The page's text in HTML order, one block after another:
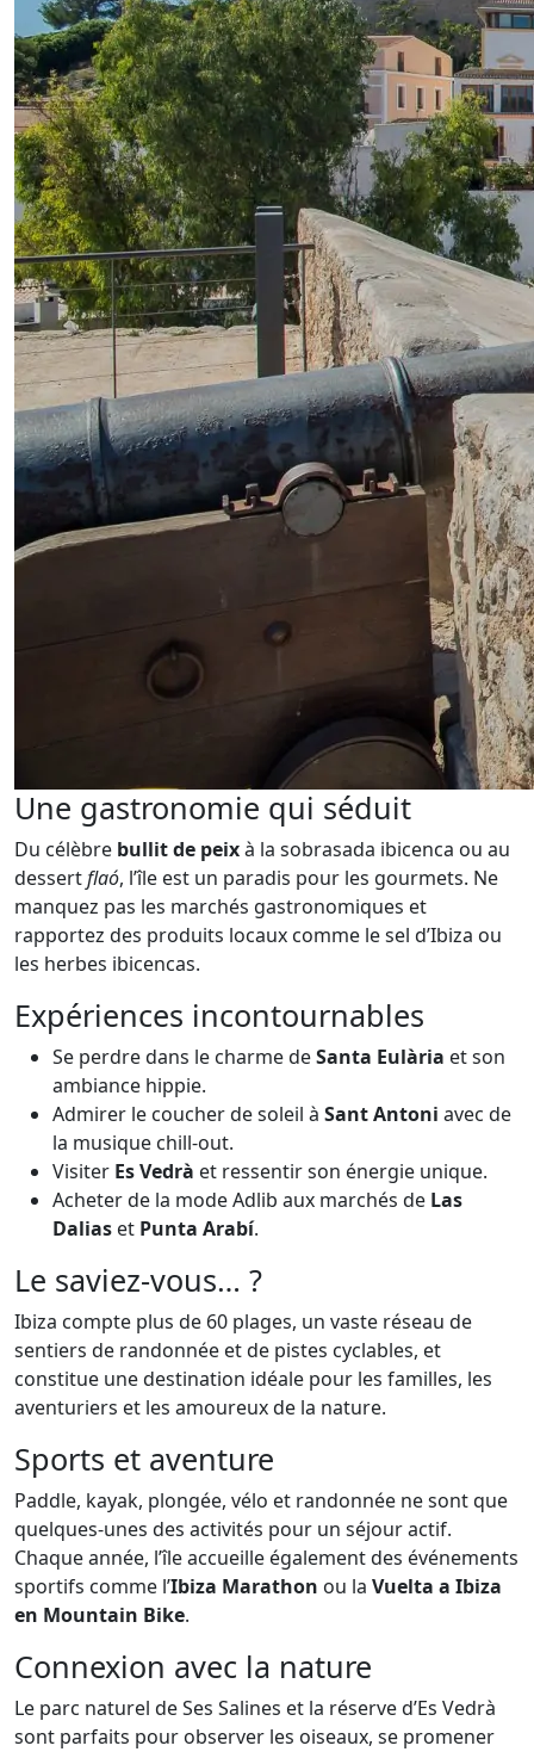
Une gastronomie qui séduit
Du célèbre bullit de peixà la sobrasada ibicenca ou au
dessertflaó, l’île est un paradis pour les gourmets. Ne
manquez pas les marchés gastronomiques et
rapportez des produits locaux comme le sel d’Ibiza ou
les herbes ibicencas.
Expériences incontournables
Se perdre dans le charme deSanta Eulària et son
ambiance hippie.
Admirer le coucher de soleil à Sant Antoni avec de
la musique chill-out.
Visiter Es Vedrà et ressentir son énergie unique.
Acheter de la mode Adlib aux marchés de Las
Dalias et Punta Arabí.
Le saviez-vous… ?
Ibiza compte plus de 60 plages, un vaste réseau de
sentiers de randonnée et de pistes cyclables, et
constitue une destination idéale pour les familles, les
aventuriers et les amoureux de la nature.
Sports et aventure
Paddle, kayak, plongée, vélo et randonnée ne sont que
quelques-unes des activités pour un séjour actif.
Chaque année, l’île accueille également des événements
sportifs comme l’Ibiza Marathon ou la Vuelta a Ibiza
en Mountain Bike.
Connexion avec la nature
Le parc naturel de Ses Salines et la réserve d’Es Vedrà
sont parfaits pour observer les oiseaux, se promener